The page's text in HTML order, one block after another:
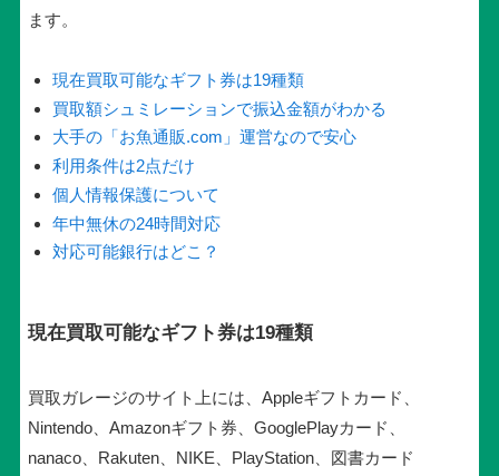
ます。
現在買取可能なギフト券は19種類
買取額シュミレーションで振込金額がわかる
大手の「お魚通販.com」運営なので安心
利用条件は2点だけ
個人情報保護について
年中無休の24時間対応
対応可能銀行はどこ？
現在買取可能なギフト券は19種類
買取ガレージのサイト上には、Appleギフトカード、
Nintendo、Amazonギフト券、GooglePlayカード、
nanaco、Rakuten、NIKE、PlayStation、図書カード